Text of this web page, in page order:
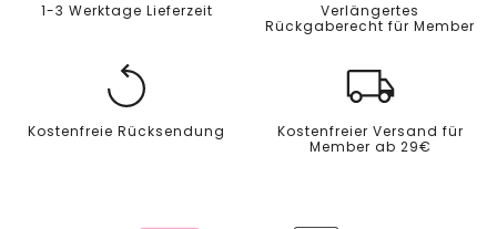
1-3 Werktage Lieferzeit
Verlängertes
Rückgaberecht für Member
Kostenfreie Rücksendung
Kostenfreier Versand für
Member ab 29€